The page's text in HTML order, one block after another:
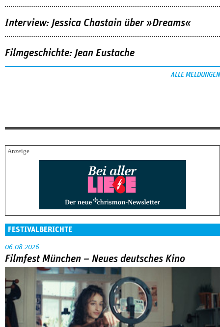
Interview: Jessica Chastain über »Dreams«
Filmgeschichte: Jean Eustache
ALLE MELDUNGEN
FESTIVALBERICHTE
06.08.2026
Filmfest München – Neues deutsches Kino